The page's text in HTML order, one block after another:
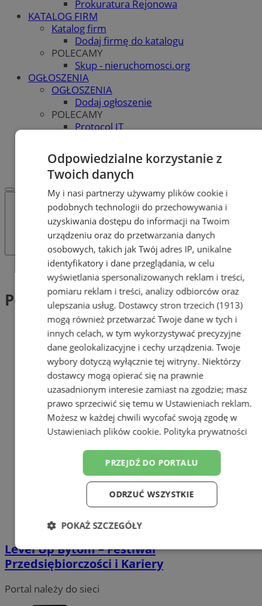
Prokuratura Rejonowa
KATALOG FIRM
Katalog firm
Dodaj firmę do katalogu
POLECAMY
Skup - nieruchomosci.org
OGŁOSZENIA
OGŁOSZENIA
Dodaj ogłoszenie
POLECAMY
Protocol IT
REKLAMA
WSPÓŁPRACA
Tag: Powiatowy Urząd Pracy
Powiatowy Urząd Pracy (1)
Level Up Bytom – Festiwal
Przedsiębiorczości i Kariery
Portal należy do sieci
Odpowiedzialne korzystanie z
Twoich danych
My i nasi partnerzy używamy plików cookie i
podobnych technologii do przechowywania i
uzyskiwania dostępu do informacji na Twoim
urządzeniu oraz do przetwarzania danych
osobowych, takich jak Twój adres IP, unikalne
identyfikatory i dane przeglądania, w celu
wyświetlania spersonalizowanych reklam i treści,
pomiaru reklam i treści, analizy odbiorców oraz
ulepszania usług. Dostawcy stron trzecich (1913)
mogą również przetwarzać Twoje dane w tych i
innych celach, w tym wykorzystywać precyzyjne
dane geolokalizacyjne i cechy urządzenia. Twoje
wybory dotyczą wyłącznie tej witryny. Niektórzy
dostawcy mogą opierać się na prawnie
uzasadnionym interesie zamiast na zgodzie; masz
prawo sprzeciwić się temu w Ustawieniach reklam.
Możesz w każdej chwili wycofać swoją zgodę w
Ustawieniach plików cookie. Polityka prywatności
PRZEJDŹ DO PORTALU
ODRZUĆ WSZYSTKIE
POKAŻ SZCZEGÓŁY
Niezbędne Wydajność Targetowanie
Funkcjonalność